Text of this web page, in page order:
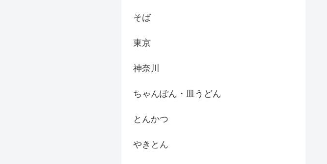
そば
東京
神奈川
ちゃんぽん・皿うどん
とんかつ
やきとん